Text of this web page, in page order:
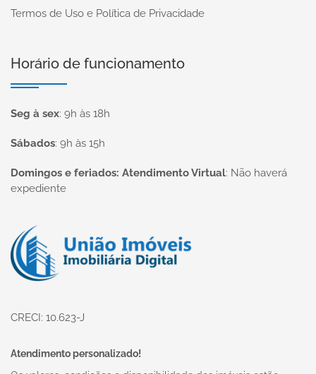
Termos de Uso e Política de Privacidade
Horário de funcionamento
Seg à sex: 9h às 18h
Sábados: 9h às 15h
Domingos e feriados: Atendimento Virtual: Não haverá
expediente
Página inicial
CRECI: 10.623-J
Atendimento personalizado!